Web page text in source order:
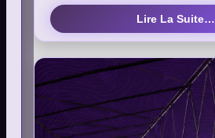
Lire La Suite…